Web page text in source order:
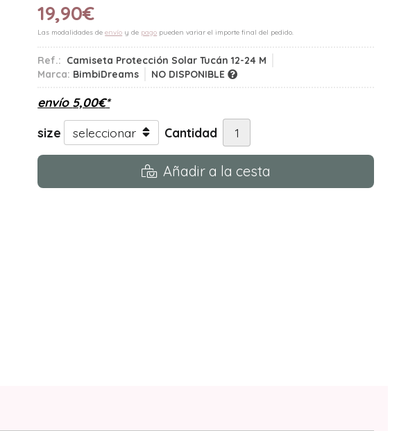
19,90€
Las modalidades deenvío y de pago pueden variar el importe final del pedido.
Ref.: Camiseta Protección Solar Tucán 12-24 M
Marca: BimbiDreams NO DISPONIBLE
envío 5,00€*
size
Cantidad
Añadir a la cesta